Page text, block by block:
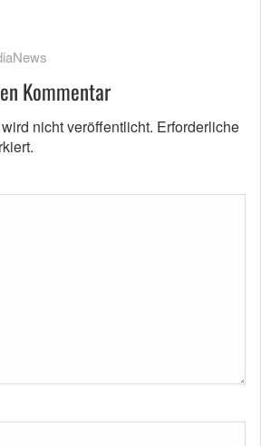
Kommentar
nicht veröffentlicht. Erforderliche